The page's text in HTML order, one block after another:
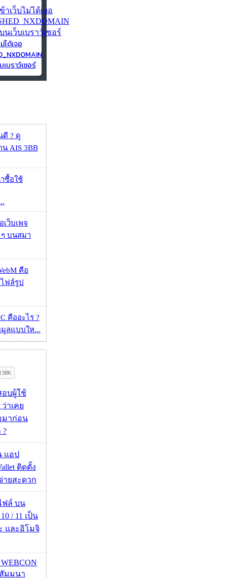
ได้เจอ
บราว์เซอร์
ดี ? ดู
AIS 3BB
ซื้อใช้
ว็บเพจ
บนสมา
คือ
ฟล์รูป
คืออะไร ?
ลแบบให...
อบผู้ใช้
ว่าเคย
มาก่อน
?
แอป
ติดตั้ง
ายสะดวก
ฟล์ บน
/ 11 เป็น
และอิโมจิ
WEBCON
มมนา